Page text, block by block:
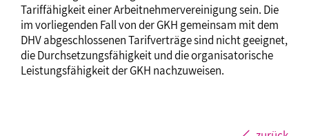
Tariffähigkeit einer Arbeitnehmervereinigung sein. Die
im vorliegenden Fall von der GKH gemeinsam mit dem
DHV abgeschlossenen Tarifverträge sind nicht geeignet,
die Durchsetzungsfähigkeit und die organisatorische
Leistungsfähigkeit der GKH nachzuweisen.